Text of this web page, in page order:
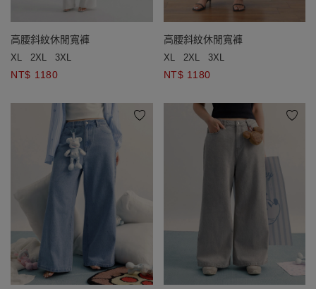
高腰斜紋休閒寬褲
XL 2XL 3XL
NT$ 1180
高腰斜紋休閒寬褲
XL 2XL 3XL
NT$ 1180